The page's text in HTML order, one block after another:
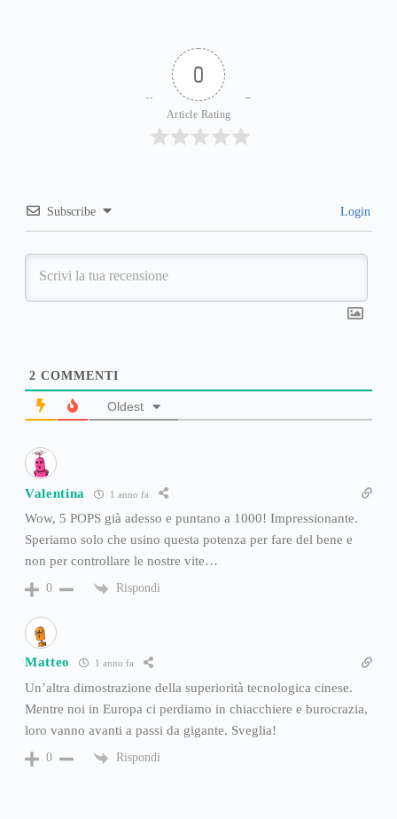
0
Article Rating
Subscribe Login
2 COMMENTI
Oldest
Valentina 1 anno fa
Wow, 5 POPS già adesso e puntano a 1000! Impressionante.
Speriamo solo che usino questa potenza per fare del bene e
non per controllare le nostre vite…
0 Rispondi
Matteo 1 anno fa
Un’altra dimostrazione della superiorità tecnologica cinese.
Mentre noi in Europa ci perdiamo in chiacchiere e burocrazia,
loro vanno avanti a passi da gigante. Sveglia!
0 Rispondi